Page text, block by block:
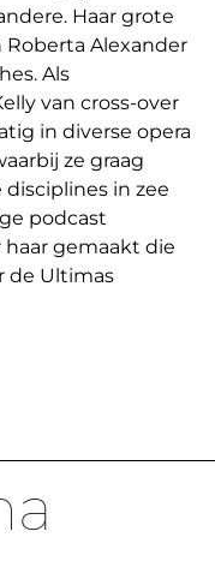
Haar grote
Alexander
Als
van cross-over
in diverse opera
ze graag
in zee
podcast
gemaakt die
de Ultimas